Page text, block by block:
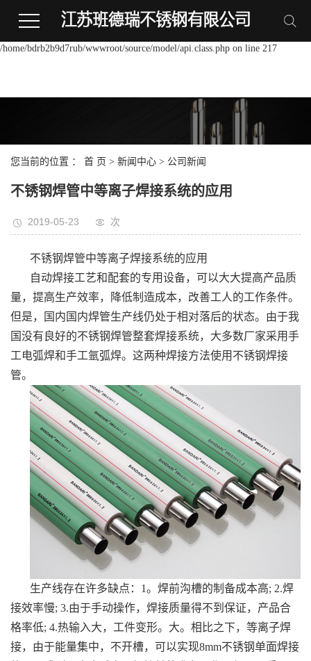
file_put_contents(/home/bdrb2b9d7rub/wwwroot/source/cache/
/home/bdrb2b9d7rub/wwwroot/source/model/api.class.php on line 217
您当前的位置 ： 首 页 > 新闻中心 > 公司新闻
不锈钢焊管中等离子焊接系统的应用
2019-05-23 次
不锈钢焊管中等离子焊接系统的应用
自动焊接工艺和配套的专用设备，可以大大提高产品质
量，提高生产效率，降低制造成本，改善工人的工作条件。
但是，国内国内焊管生产线仍处于相对落后的状态。由于我
国没有良好的不锈钢焊管整套焊接系统，大多数厂家采用手
工电弧焊和手工氩弧焊。这两种焊接方法使用不锈钢焊接
管。
生产线存在许多缺点：1。焊前沟槽的制备成本高; 2.焊
接效率慢; 3.由于手动操作，焊接质量得不到保证，产品合
格率低; 4.热输入大，工件变形。大。相比之下，等离子焊
接，由于能量集中，不开槽，可以实现8mm不锈钢单面焊接